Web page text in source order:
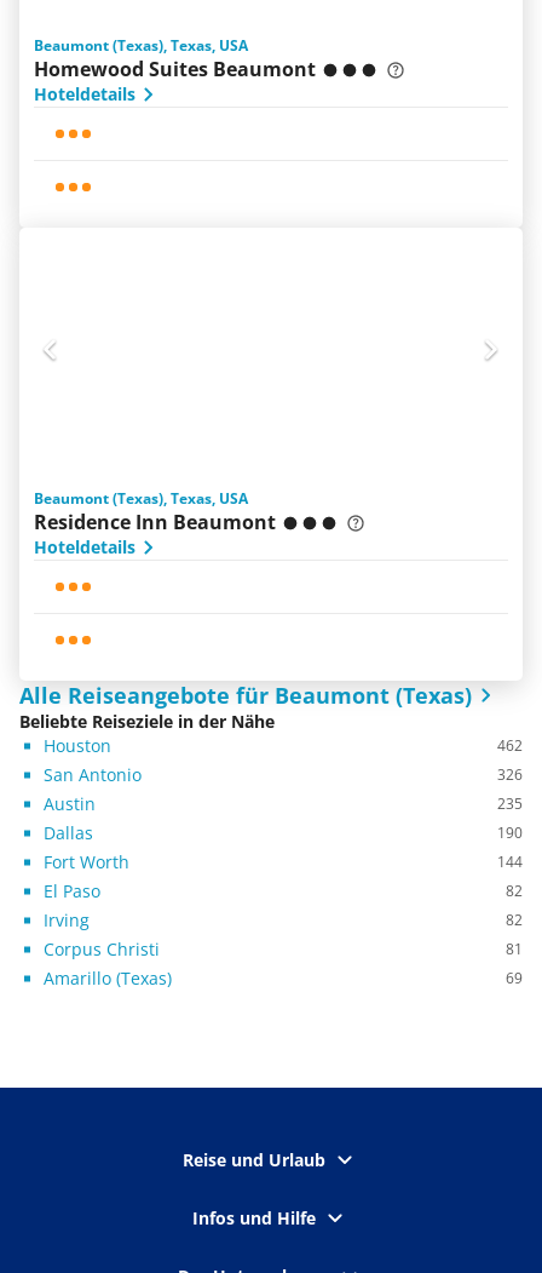
Beaumont (Texas), Texas, USA
Homewood Suites Beaumont
Hoteldetails
Beaumont (Texas), Texas, USA
Residence Inn Beaumont
Hoteldetails
Alle Reiseangebote für Beaumont (Texas)
Beliebte Reiseziele in der Nähe
Houston
462
San Antonio 326
Austin 235
Dallas 190
Fort Worth 144
El Paso 82
Irving 82
Corpus Christi 81
Amarillo (Texas) 69
Reise und Urlaub
Infos und Hilfe